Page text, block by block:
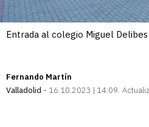
Entrada al colegio Miguel Delibes
Fernando Martín
Valladolid
16.10.2023 | 14:09